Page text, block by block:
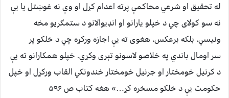
له تحقیق او شرعي محاکمې پرته اعدام کړل او وې نه غوښتل یا یې
نه سو کولای چي د خپلو یارانو او انډیوالانو د ستمګریو مخه
ونیسي، بلکه برعکس، هغوی ته یې اجازه ورکړه چي د خلکو پر
سر اومال باندي په خلاصو لاسونو تېری وکړي. خپلو همکارانو ته یې
د کرنیل خومختار او جرنیل خومختار خندونکي القاب ورکړل او خپل
حکومت یې د خلکو مسخره کړ…» هغه کتاب ص ۵۹۶